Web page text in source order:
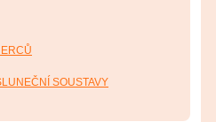
SOUSTAVY